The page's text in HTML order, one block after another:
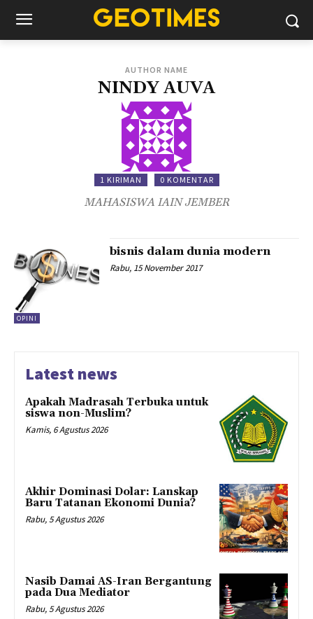
AUTHOR NAME
NINDY AUVA
1 KIRIMAN 0 KOMENTAR
MAHASISWA IAIN JEMBER
OPINI
bisnis dalam dunia modern
Rabu, 15 November 2017
Latest news
Apakah Madrasah Terbuka untuk
siswa non-Muslim?
Kamis, 6 Agustus 2026
Akhir Dominasi Dolar: Lanskap
Baru Tatanan Ekonomi Dunia?
Rabu, 5 Agustus 2026
Nasib Damai AS-Iran Bergantung
pada Dua Mediator
Rabu, 5 Agustus 2026